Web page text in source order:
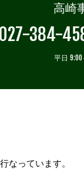
高崎
027-384-
平日
なっています。